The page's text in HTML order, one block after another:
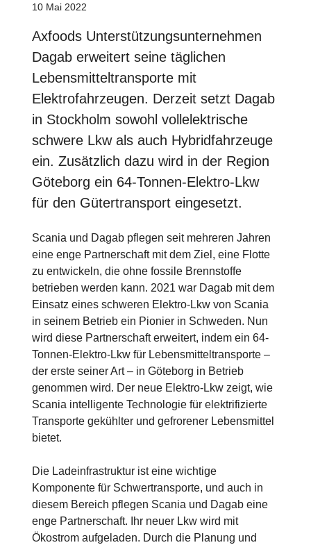
10 Mai 2022
Axfoods Unterstützungsunternehmen
Dagab erweitert seine täglichen
Lebensmitteltransporte mit
Elektrofahrzeugen. Derzeit setzt Dagab
in Stockholm sowohl vollelektrische
schwere Lkw als auch Hybridfahrzeuge
ein. Zusätzlich dazu wird in der Region
Göteborg ein 64-Tonnen-Elektro-Lkw
für den Gütertransport eingesetzt.
Scania und Dagab pflegen seit mehreren Jahren
eine enge Partnerschaft mit dem Ziel, eine Flotte
zu entwickeln, die ohne fossile Brennstoffe
betrieben werden kann. 2021 war Dagab mit dem
Einsatz eines schweren Elektro-Lkw von Scania
in seinem Betrieb ein Pionier in Schweden. Nun
wird diese Partnerschaft erweitert, indem ein 64-
Tonnen-Elektro-Lkw für Lebensmitteltransporte –
der erste seiner Art – in Göteborg in Betrieb
genommen wird. Der neue Elektro-Lkw zeigt, wie
Scania intelligente Technologie für elektrifizierte
Transporte gekühlter und gefrorener Lebensmittel
bietet.
Die Ladeinfrastruktur ist eine wichtige
Komponente für Schwertransporte, und auch in
diesem Bereich pflegen Scania und Dagab eine
enge Partnerschaft. Ihr neuer Lkw wird mit
Ökostrom aufgeladen. Durch die Planung und